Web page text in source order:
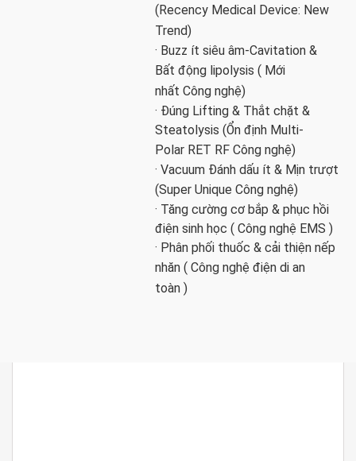
(Recency Medical Device: New
Trend)
· Buzz ít siêu âm-Cavitation &
Bất động lipolysis ( Mới
nhất Công nghệ)
· Đúng Lifting & Thắt chặt &
Steatolysis (Ổn định Multi-
Polar RET RF Công nghệ)
· Vacuum Đánh dấu ít & Mịn trượt
(SuperUnique Công nghệ)
· Tăng cường cơ bắp & phục hồi
điện sinh học (Công nghệ EMS)
· Phân phối thuốc & cải thiện nếp
nhăn (Công nghệđiện di an
toàn )